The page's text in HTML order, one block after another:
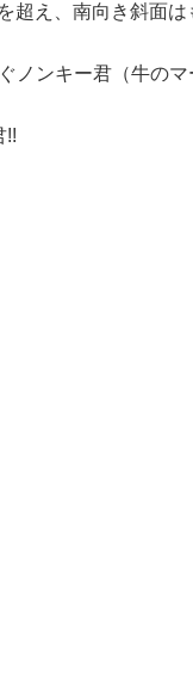
超え、南向き斜面は
ノンキー君（牛のマ
!!